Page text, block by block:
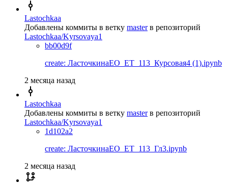
Lastochkaa
Добавлены коммиты в ветку master в репозиторий
Lastochkaa/Kyrsovaya1
bb00d9f
create: ЛасточкинаЕО_ЕТ_113_Курсовая4 (1).ipynb
2 месяца назад
Lastochkaa
Добавлены коммиты в ветку master в репозиторий
Lastochkaa/Kyrsovaya1
1d102a2
create: ЛасточкинаЕО_ЕТ_113_Гл3.ipynb
2 месяца назад